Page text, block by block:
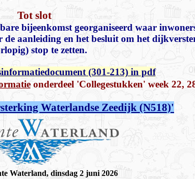
Tot slot
bijeenkomst georganiseerd waar
de aanleiding en het besluit om het
stop te zetten.
(301-213) in pdf
onderdeel 'Collegestukken' week 22,
Waterlandse Zeedijk (N518)'
Waterland, dinsdag 2 juni 2026